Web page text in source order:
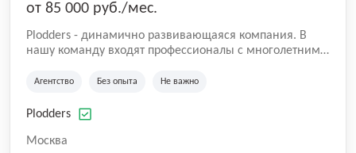
от 85 000 руб./мес.
Plodders - динамично развивающаяся компания. В
нашу команду входят профессионалы с многолетним
на рынке аутсорсинга, а накопленный опыт позволяют
оказываемых услуг.
Агентство Без опыта Не важно
Plodders
Москва